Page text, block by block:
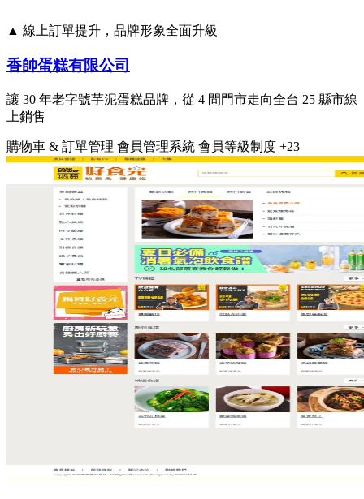
▲ 線上訂單提升，品牌形象全面升級
香帥蛋糕有限公司
讓 30 年老字號芋泥蛋糕品牌，從 4 間門市走向全台 25 縣市線
上銷售
購物車 & 訂單管理 會員管理系統 會員等級制度 +23